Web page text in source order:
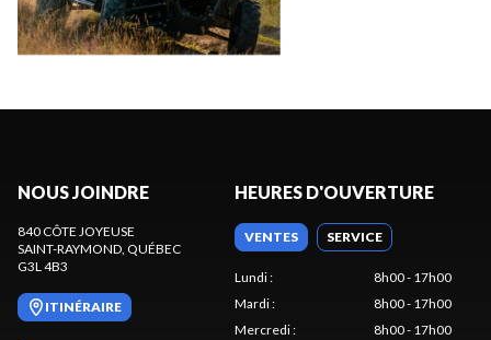
NOUS JOINDRE
840 CÔTE JOYEUSE
SAINT-RAYMOND, QUÉBEC
G3L 4B3
ITINÉRAIRE
HEURES D'OUVERTURE
VENTES SERVICE
Lundi:
8h00 - 17h00
Mardi:
8h00 - 17h00
Mercredi:
8h00 - 17h00